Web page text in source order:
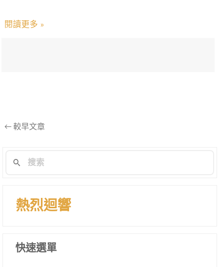
閱讀更多 »
文
← 較早文章
熱烈迴響
快速選單